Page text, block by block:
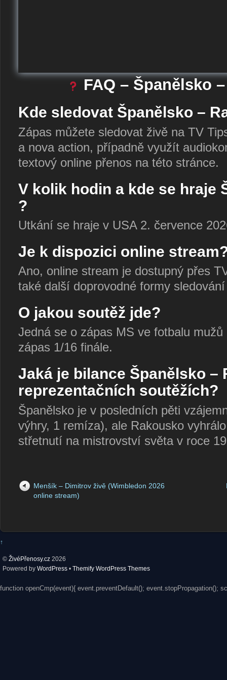
FAQ – Španělsko
Kde sledovat Španělsko –
Zápas můžete sledovat živě na TV
a nova action, případně využít
textový online přenos na této stránce.
V kolik hodin a kde se hraje
?
Utkání se hraje v USA 2. července
Je k dispozici online
Ano, online stream je dostupný přes
také další doprovodné formy
O jakou soutěž jde?
Jedná se o zápas MS ve fotbalu
zápas 1/16 finále.
Jaká je bilance Španělsko –
reprezentačních soutěžích?
Španělsko je v posledních pěti
výhry, 1 remíza), ale Rakousko
střetnutí na mistrovství světa v roce
Menšík – Dimitrov živě (Wimbledon 2026
online stream)
↑
© ŽivéPřenosy.cz 2026
Powered by WordPress • Themify WordPress Themes
function openCmp(event){ event.preventDefault(); event.stopPropagation();